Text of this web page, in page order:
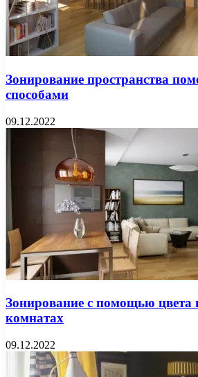
Зонирование пространства
способами
09.12.2022
Зонирование с помощью цвета
комнатах
09.12.2022